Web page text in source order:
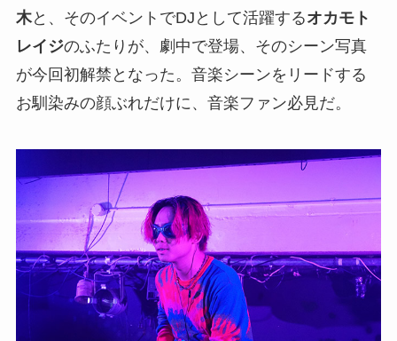
木と、そのイベントでDJとして活躍するオカモト
レイジのふたりが、劇中で登場、そのシーン写真
が今回初解禁となった。音楽シーンをリードする
お馴染みの顔ぶれだけに、音楽ファン必見だ。